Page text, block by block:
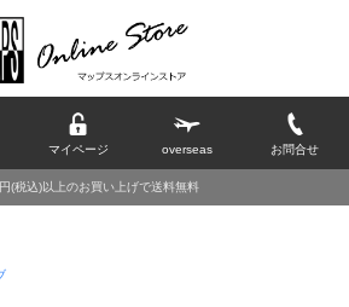
マイページ overseas お問合せ
(税込)以上のお買い上げで送料無料